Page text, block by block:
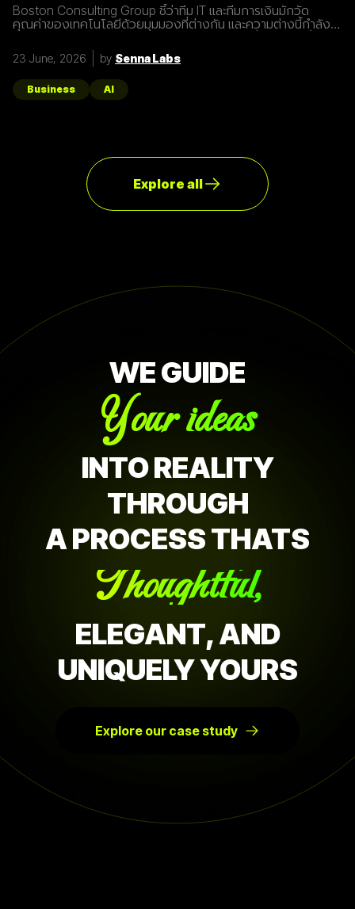
Boston Consulting Group ชี้ว่าทีม IT และทีมการเงินมักวัด
คุณค่าของเทคโนโลยีด้วยมุมมองที่ต่างกัน และความต่างนี้กำลัง
สามารถ ส่วนการเงินมองที่ผลตอบแทน การมีภาษากลางในการวัด
คุณค่าจึงช่วยให้ผู้บริหารด้าน IT และการเงินตัดสินใจเรื่องการ
ลงทุนเทคโนโลยีร่วมกันได้ดีขึ้น โดยเฉพาะเมื่อ AI กลายเป็นแกน
กลางของทุกการตัดสินใจด้าน IT บทความนี้อธิบายว่าทำไมทั้งสอง
ฝ่ายจึงวัดคุณค่าต่างกัน และจะสร้างภาษาเดียวกันได้อย่างไร
ต้นทุนหรือสร้างรายได้เท่าไร
23 June, 2026 by Senna Labs
Business AI
Explore all
WE GUIDE
Your ideas
INTO REALITY
THROUGH
A PROCESS THATS
Thoughtful,
ELEGANT, AND
UNIQUELY YOURS
Explore our case study